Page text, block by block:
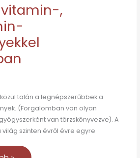
,
talán a legnépszerűbbek a
(Forgalomban van olyan
van törzskönyvezve). A
szinten évről évre egyre